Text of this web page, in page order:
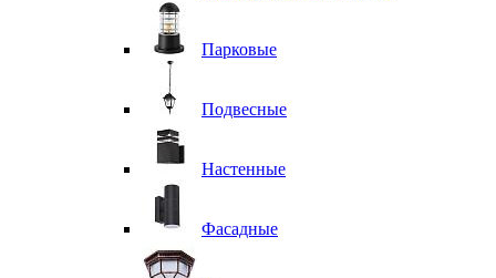
Парковые
Подвесные
Настенные
Фасадные